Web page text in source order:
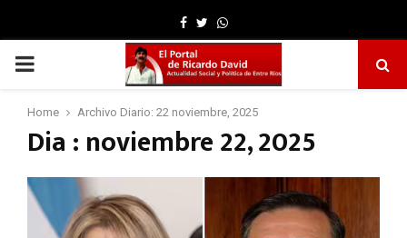
Facebook
TwitterWhatsapp
PRIMARY
MENU
Home Archivo Diario: 22 noviembre, 2025
Dia : noviembre 22, 2025